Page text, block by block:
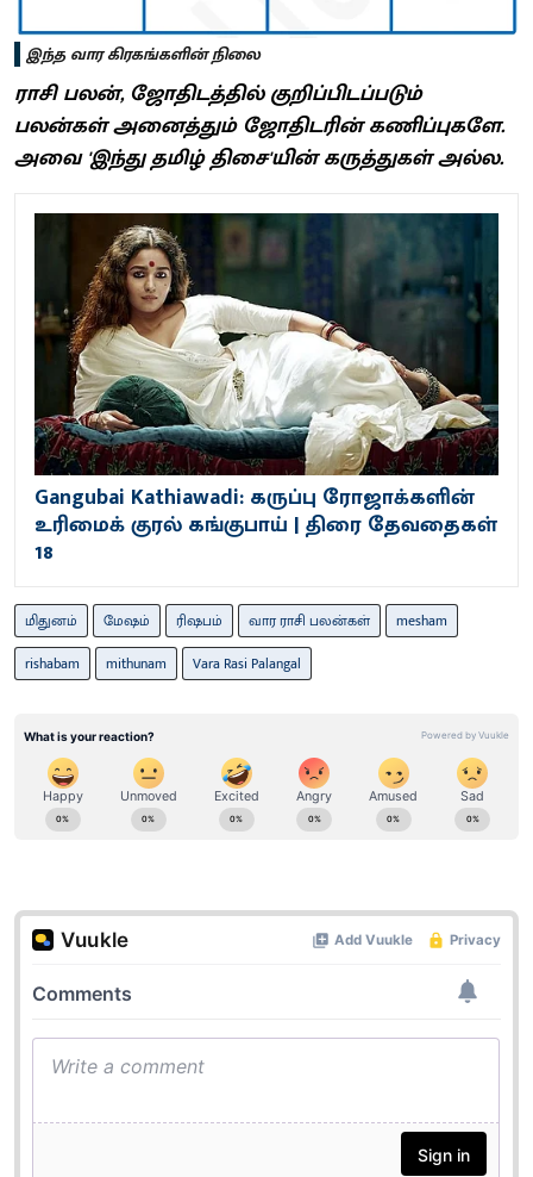
இந்த வார கிரகங்களின் நிலை
ராசி பலன், ஜோதிடத்தில் குறிப்பிடப்படும்
பலன்கள் அனைத்தும் ஜோதிடரின் கணிப்புகளே.
அவை 'இந்து தமிழ் திசை'யின் கருத்துகள் அல்ல.
Gangubai Kathiawadi: கருப்பு ரோஜாக்களின்
உரிமைக் குரல் கங்குபாய் | திரை தேவதைகள்
18
மிதுனம் மேஷம் ரிஷபம் வார ராசி பலன்கள்
mesham
rishabam
mithunam Vara Rasi Palangal